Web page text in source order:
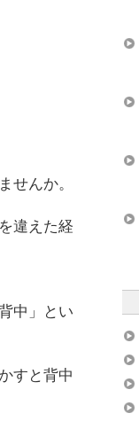
せんか。
違えた経
中」とい
すと背中